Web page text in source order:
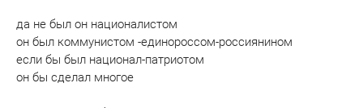
да не был он националистом
он был коммунистом -единороссом-россиянином
если бы был национал-патриотом
он бы сделал многое